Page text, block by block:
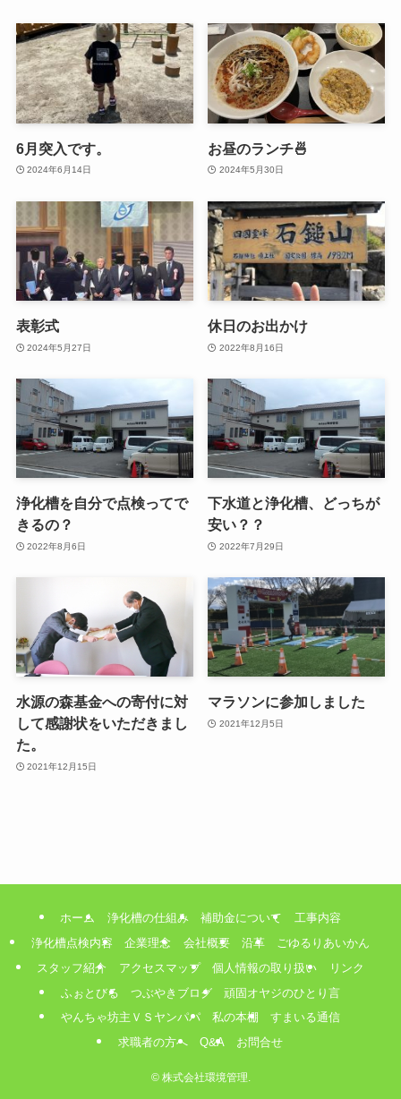
6月突入です。
2024年6月14日
お昼のランチ🍜
2024年5月30日
表彰式
2024年5月27日
休日のお出かけ
2022年8月16日
浄化槽を自分で点検ってで
きるの？
2022年8月6日
下水道と浄化槽、どっちが
安い？？
2022年7月29日
水源の森基金への寄付に対
して感謝状をいただきまし
た。
2021年12月15日
マラソンに参加しました
2021年12月5日
ホーム 浄化槽の仕組み 補助金について
工事内容
浄化槽点検内容
企業理念 会社概要 沿革
ごゆるりあいかん
スタッフ紹介
アクセスマップ 個人情報の取り扱い
リンク
ふぉとびる
つぶやきブログ
頑固オヤジのひとり言
やんちゃ坊主ＶＳヤンパパ
私の本棚
すまいる通信
求職者の方へ
Q&A お問合せ
©株式会社環境管理.